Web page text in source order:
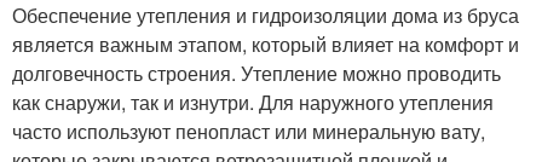
Обеспечение утепления и гидроизоляции дома из бруса
является важным этапом, который влияет на комфорт и
долговечность строения. Утепление можно проводить
как снаружи, так и изнутри. Для наружного утепления
часто используют пенопласт или минеральную вату,